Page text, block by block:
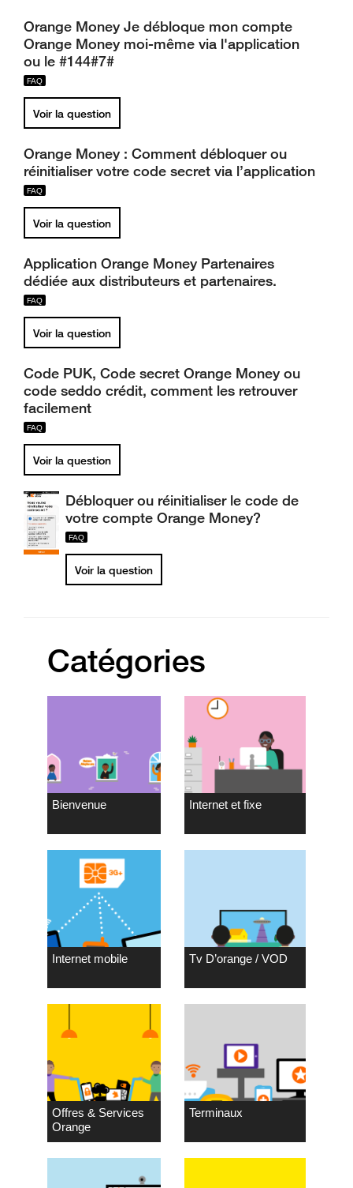
Orange Money Je débloque mon compte
Orange Money moi-même via l'application
ou le #144#7#
Voir la question
Orange Money : Comment débloquer ou
réinitialiser votre code secret via l’application
Voir la question
Application Orange Money Partenaires
dédiée aux distributeurs et partenaires.
Voir la question
Code PUK, Code secret Orange Money ou
code seddo crédit, comment les retrouver
facilement
Voir la question
Débloquer ou réinitialiser le code de
votre compte Orange Money?
Voir la question
Catégories
Bienvenue Internet et fixe
Internet mobile Tv D’orange / VOD
Offres & Services
Orange
Terminaux